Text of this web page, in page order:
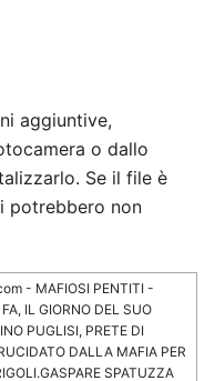
aggiuntive,
o dallo
Se il file è
potrebbero non
- MAFIOSI PENTITI -
IL GIORNO DEL SUO
PUGLISI, PRETE DI
DALLA MAFIA PER
SPATUZZA